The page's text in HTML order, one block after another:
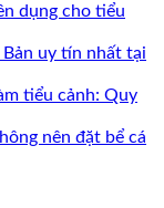
dụng cho tiểu
uy tín nhất tại
tiểu cảnh: Quy
nên đặt bể cá